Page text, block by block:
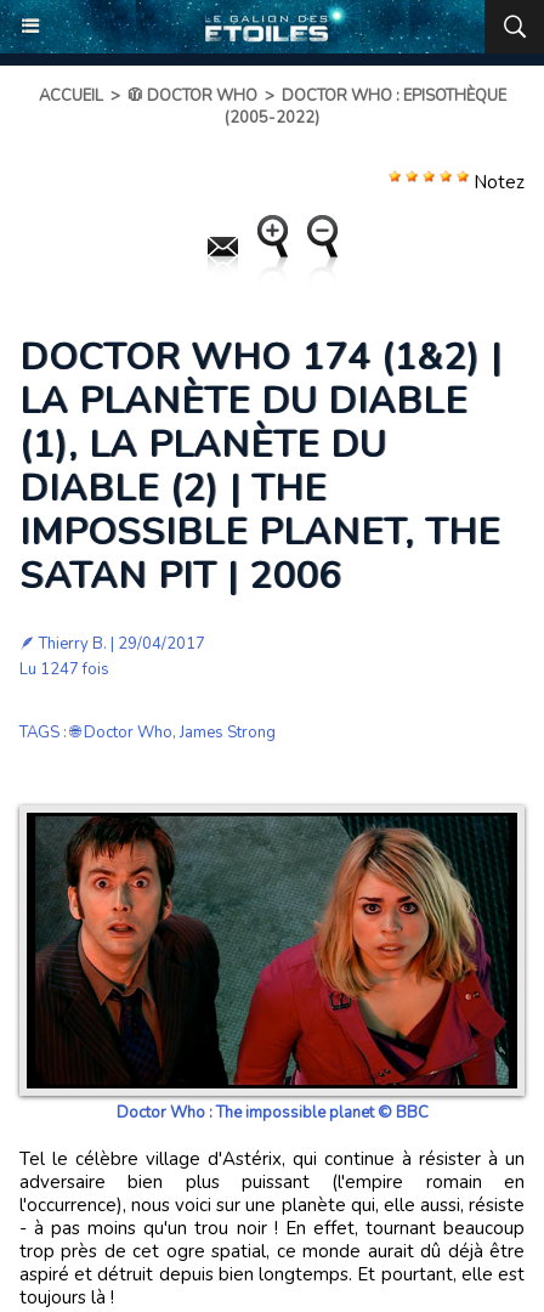
ACCUEIL > 🧥 DOCTOR WHO > DOCTOR WHO : EPISOTHÈQUE
(2005-2022)
Notez
DOCTOR WHO 174 (1&2) |
LA PLANÈTE DU DIABLE
(1), LA PLANÈTE DU
DIABLE (2) | THE
IMPOSSIBLE PLANET, THE
SATAN PIT | 2006
🪶Thierry B. | 29/04/2017
Lu 1247 fois
TAGS :🌐 Doctor Who,James Strong
Doctor Who : The impossible planet © BBC
Tel le célèbre village d'Astérix, qui continue à résister à un
adversaire bien plus puissant (l'empire romain en
l'occurrence), nous voici sur une planète qui, elle aussi, résiste
- à pas moins qu'un trou noir ! En effet, tournant beaucoup
trop près de cet ogre spatial, ce monde aurait dû déjà être
aspiré et détruit depuis bien longtemps. Et pourtant, elle est
toujours là !